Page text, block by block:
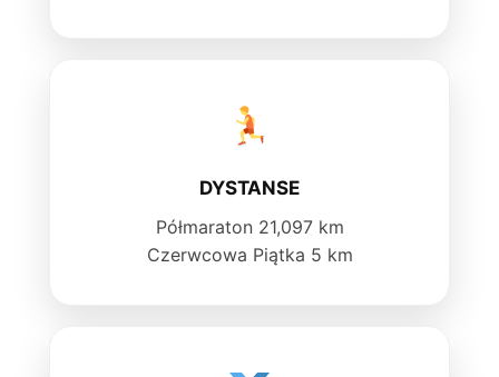
DYSTANSE
Półmaraton 21,097 km
Czerwcowa Piątka 5 km